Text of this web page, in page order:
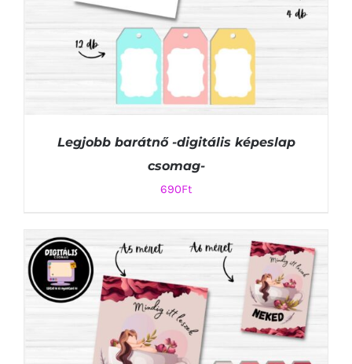
/
RÉSZLETEK
Legjobb barátnő -digitális képeslap
csomag-
690Ft